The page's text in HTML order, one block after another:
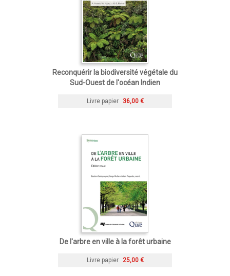
Reconquérir la biodiversité végétale du
Sud-Ouest de l'océan Indien
Livre papier 36,00 €
De l'arbre en ville à la forêt urbaine
Livre papier 25,00 €